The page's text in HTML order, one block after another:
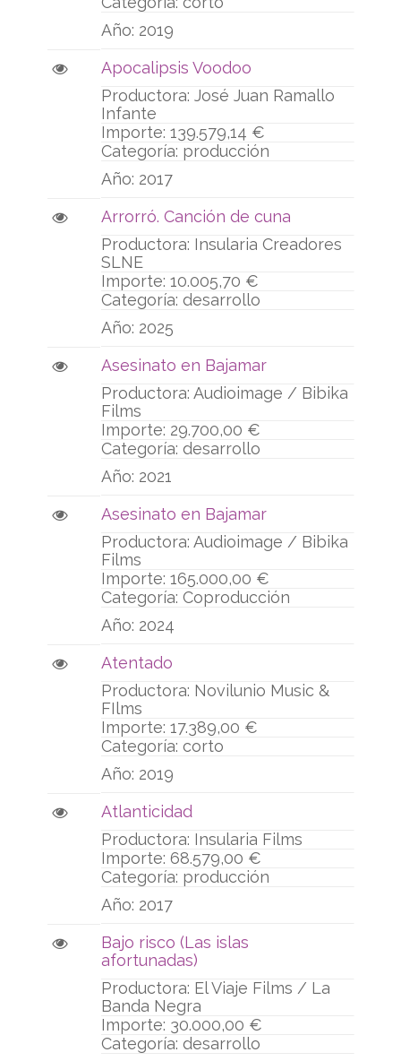
2019
Apocalipsis Voodoo
José Juan Ramallo
Infante
139.579,14 €
producción
2017
Arrorró. Canción de cuna
Insularia Creadores
SLNE
10.005,70 €
desarrollo
2025
Asesinato en Bajamar
Audioimage / Bibika
Films
29.700,00 €
desarrollo
2021
Asesinato en Bajamar
Audioimage / Bibika
Films
165.000,00 €
Coproducción
2024
Atentado
Novilunio Music &
FIlms
17.389,00 €
corto
2019
Atlanticidad
Insularia Films
68.579,00 €
producción
2017
Bajo risco (Las islas
afortunadas)
El Viaje Films / La
Banda Negra
30.000,00 €
desarrollo